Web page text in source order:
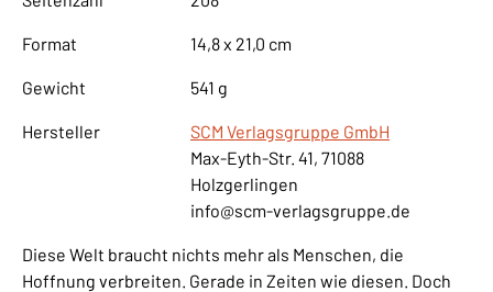
Format 14,8 x 21,0 cm
Gewicht 541 g
Hersteller
SCM Verlagsgruppe GmbH
Max-Eyth-Str. 41, 71088
Holzgerlingen
info@scm-verlagsgruppe.de
Diese Welt braucht nichts mehr als Menschen, die
Hoffnung verbreiten. Gerade in Zeiten wie diesen. Doch